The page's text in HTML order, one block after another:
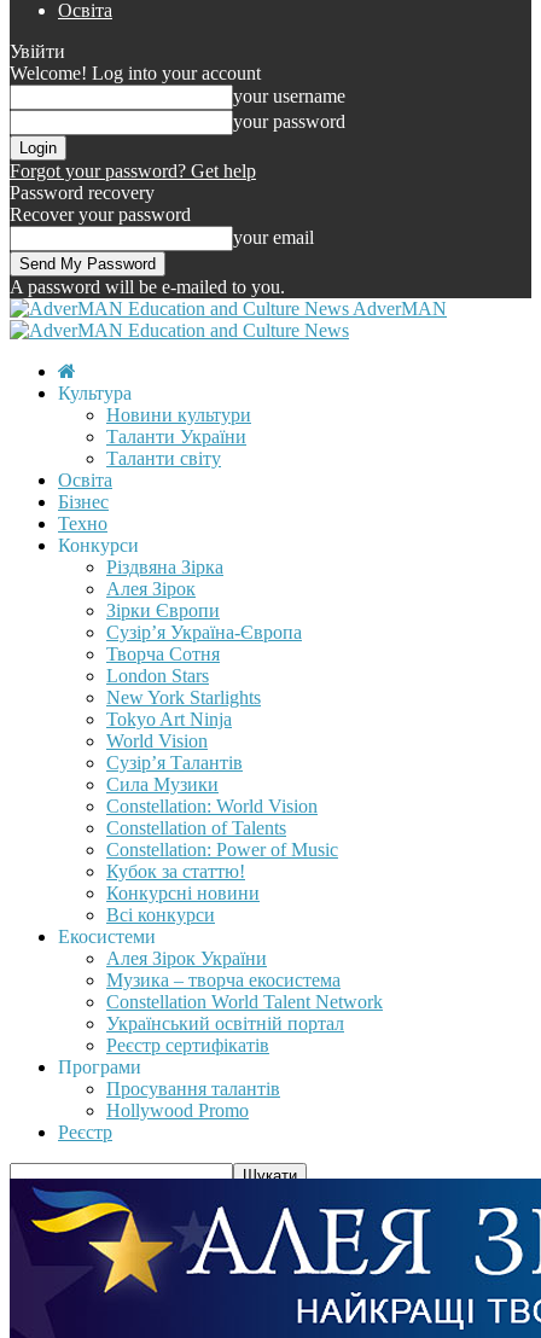
Освіта
Увійти
Welcome! Log into your account
your username
your password
Forgot your password? Get help
Password recovery
Recover your password
your email
A password will be e-mailed to you.
AdverMAN
Культура
Новини культури
Таланти України
Таланти світу
Освіта
Бізнес
Техно
Конкурси
Різдвяна Зірка
Алея Зірок
Зірки Європи
Сузір’я Україна-Європа
Творча Сотня
London Stars
New York Starlights
Tokyo Art Ninja
World Vision
Сузір’я Талантів
Сила Музики
Constellation: World Vision
Constellation of Talents
Constellation: Power of Music
Кубок за статтю!
Конкурсні новини
Всі конкурси
Екосистеми
Алея Зірок України
Музика – творча екосистема
Constellation World Talent Network
Український освітній портал
Реєстр сертифікатів
Програми
Просування талантів
Hollywood Promo
Реєстр